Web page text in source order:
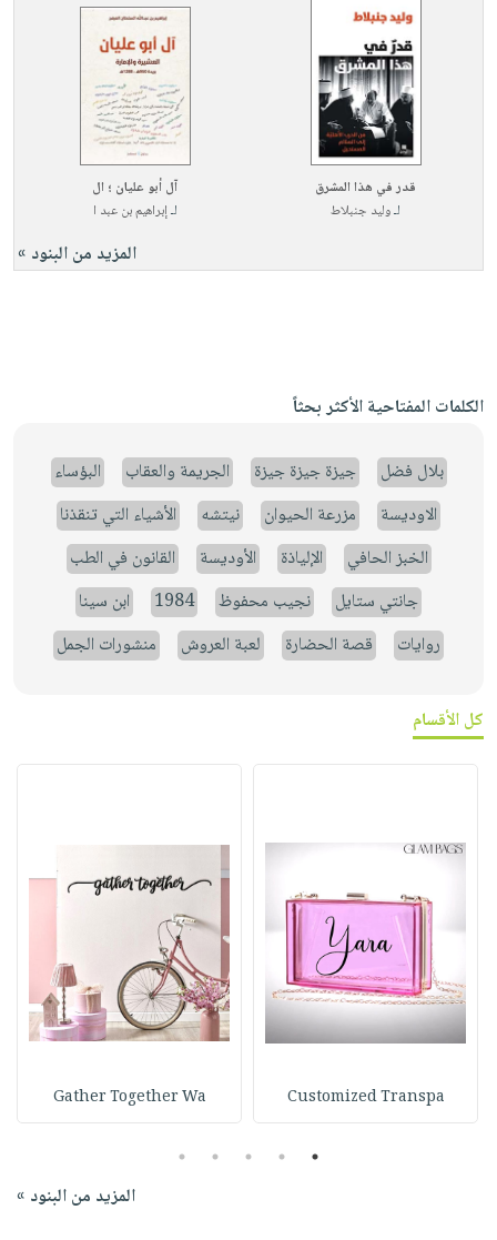
قدر في هذا المشرق
لـوليد جنبلاط
آل أبو عليان ؛ ال
لـإبراهيم بن عبد ا
المزيد من البنود »
الكلمات المفتاحية الأكثر بحثاً
بلال فضل جيزة جيزة جيزة الجريمة والعقاب
البؤساء
الاوديسة
مزرعة الحيوان نيتشه
الأشياء التي تنقذنا
الخبز الحافي
الإلياذة الأوديسة
القانون في الطب
جانتي ستايل
نجيب محفوظ 1984
ابن سينا
روايات
قصة الحضارة لعبة العروش منشورات الجمل
كل الأقسام
Customized Transpa
Gather Together Wa
1
2
3
4
5
المزيد من البنود »